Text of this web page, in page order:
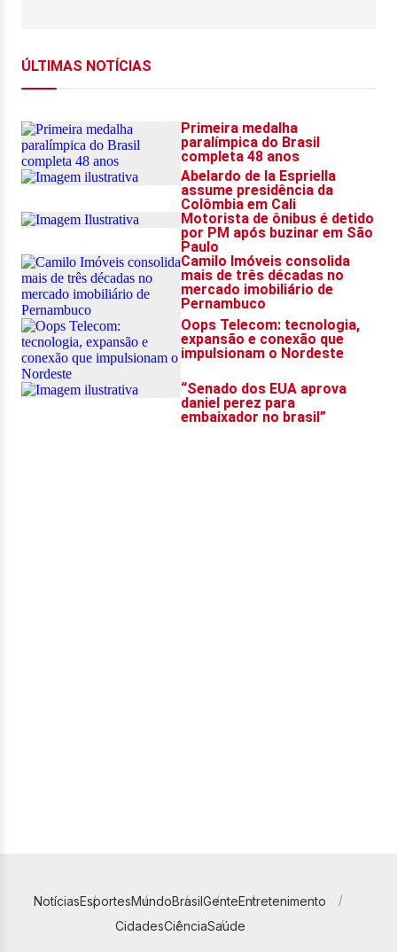
NotíciasEsportesMundoBrasilGenteEntretenimento
CidadesCiênciaSaúde